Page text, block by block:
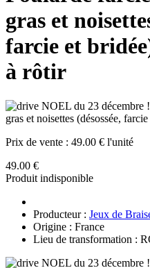
gras et
farcie et
à rôtir
Prix de vente : 49.00 € l'unité
49.00 €
Produit indisponible
Producteur : Jeux de
Origine : France
Lieu de transformation :